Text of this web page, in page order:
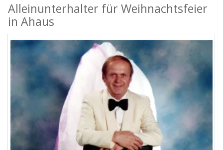
Alleinunterhalter für Weihnachtsfeier
in Ahaus